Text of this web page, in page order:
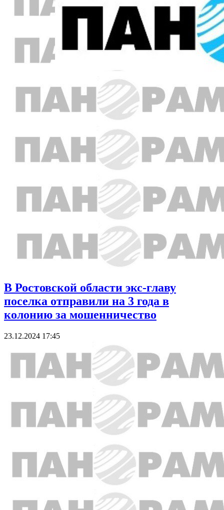
В Ростовской области экс-главу
поселка отправили на 3 года в
колонию за мошенничество
23.12.2024 17:45